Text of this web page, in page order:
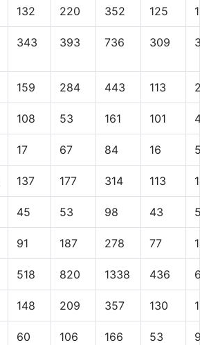
132 220 352 125
343 393 736 309
159 284 443 113
108 53 161 101
17 67 84 16
137 177 314 113
45 53 98 43
91 187 278 77
518 820 1338 436
148 209 357 130
60 106 166 53